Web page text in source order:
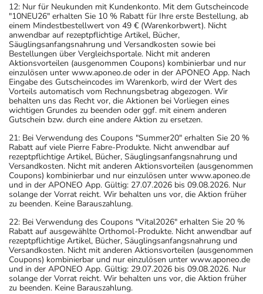
12: Nur für Neukunden mit Kundenkonto. Mit dem Gutscheincode
"10NEU26" erhalten Sie 10 % Rabatt für Ihre erste Bestellung, ab
einem Mindestbestellwert von 49 € (Warenkorbwert). Nicht
anwendbar auf rezeptpflichtige Artikel, Bücher,
Säuglingsanfangsnahrung und Versandkosten sowie bei
Bestellungen über Vergleichsportale. Nicht mit anderen
Aktionsvorteilen (ausgenommen Coupons) kombinierbar und nur
einzulösen unter www.aponeo.de oder in der APONEO App. Nach
Eingabe des Gutscheincodes im Warenkorb, wird der Wert des
Vorteils automatisch vom Rechnungsbetrag abgezogen. Wir
behalten uns das Recht vor, die Aktionen bei Vorliegen eines
wichtigen Grundes zu beenden oder ggf. mit einem anderen
Gutschein bzw. durch eine andere Aktion zu ersetzen.
21: Bei Verwendung des Coupons "Summer20" erhalten Sie 20 %
Rabatt auf viele Pierre Fabre-Produkte. Nicht anwendbar auf
rezeptpflichtige Artikel, Bücher, Säuglingsanfangsnahrung und
Versandkosten. Nicht mit anderen Aktionsvorteilen (ausgenommen
Coupons) kombinierbar und nur einzulösen unter www.aponeo.de
und in der APONEO App. Gültig: 27.07.2026 bis 09.08.2026. Nur
solange der Vorrat reicht. Wir behalten uns vor, die Aktion früher
zu beenden. Keine Barauszahlung.
22: Bei Verwendung des Coupons "Vital2026" erhalten Sie 20 %
Rabatt auf ausgewählte Orthomol-Produkte. Nicht anwendbar auf
rezeptpflichtige Artikel, Bücher, Säuglingsanfangsnahrung und
Versandkosten. Nicht mit anderen Aktionsvorteilen (ausgenommen
Coupons) kombinierbar und nur einzulösen unter www.aponeo.de
und in der APONEO App. Gültig: 29.07.2026 bis 09.08.2026. Nur
solange der Vorrat reicht. Wir behalten uns vor, die Aktion früher
zu beenden. Keine Barauszahlung.